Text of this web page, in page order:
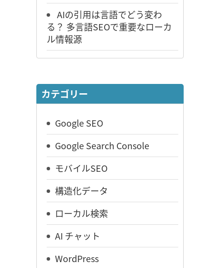
AIの引用は言語でどう変わ
る？ 多言語SEOで重要なローカ
ル情報源
カテゴリー
Google SEO
Google Search Console
モバイルSEO
構造化データ
ローカル検索
AI チャット
WordPress